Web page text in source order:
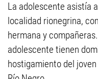
La adolescente asistía
localidad rionegrina,
hermana y
adolescente tienen
hostigamiento del